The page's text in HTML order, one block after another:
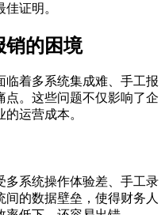
证明。
销的困境
临着多系统集成难、手工报
点。这些问题不仅影响了企
运营成本。
多系统操作体验差、手工录
的数据壁垒，使得财务人